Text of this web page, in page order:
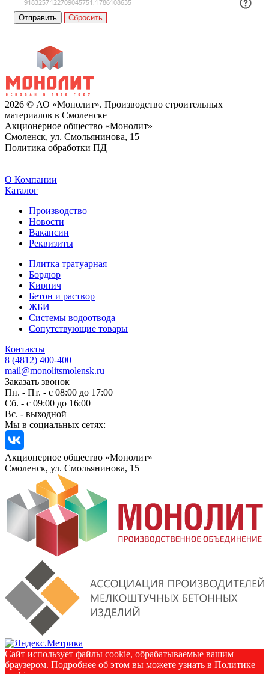
Сбросить
2026 © АО «Монолит». Производство строительных
материалов в Смоленске
Акционерное общество «Монолит»
Смоленск, ул. Смольянинова, 15
Политика обработки ПД
O Компании
Каталог
Производство
Новости
Вакансии
Реквизиты
Плитка тратуарная
Бордюр
Кирпич
Бетон и раствор
ЖБИ
Системы водоотвода
Сопутствующие товары
Контакты
8 (4812) 400-400
mail@monolitsmolensk.ru
Заказать звонок
Пн. - Пт. - с 08:00 до 17:00
Сб. - с 09:00 до 16:00
Вс. - выходной
Мы в социальных сетях:
Акционерное общество «Монолит»
Смоленск, ул. Смольянинова, 15
Сайт использует файлы cookie, обрабатываемые вашим
браузером. Подробнее об этом вы можете узнать в Политике